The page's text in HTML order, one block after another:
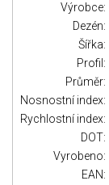
Výrobce:
Dezén:
Šířka:
Profil:
Průměr:
Nosnostní index:
Rychlostní index:
DOT:
Vyrobeno:
EAN: